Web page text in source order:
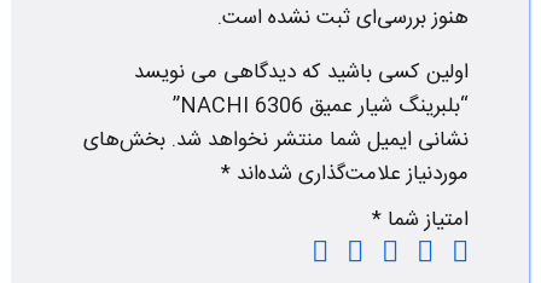
هنوز بررسی‌ای ثبت نشده است.
اولین کسی باشید که دیدگاهی می نویسد
“بلبرینگ شیار عمیق NACHI 6306”
نشانی ایمیل شما منتشر نخواهد شد. بخش‌های
موردنیاز علامت‌گذاری شده‌اند *
امتیاز شما *